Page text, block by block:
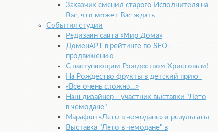
Заказчик сменил старого Исполнителя на
Вас, что может Вас ждать
События студии
Редизайн сайта «Мир Дома»
ДоменАРТ в рейтинге по SEO-
продвижению
С наступающим Рождеством Христовым!
На Рождество фрукты в детский приют
«Все очень сложно…»
Наш дизайнер - участник выставки "Лето
в чемодане"
Марафон «Лето в чемодане» и результаты
Выставка "Лето в чемодане" в